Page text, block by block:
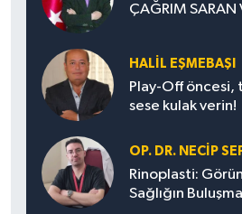
ÇAĞRIM
HALIL EŞMEBAŞI
Play-Off
sese kulak verin!
OP. DR. NECIP
Rinoplasti:
Sağlığın